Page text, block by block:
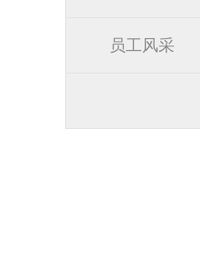
员工风采